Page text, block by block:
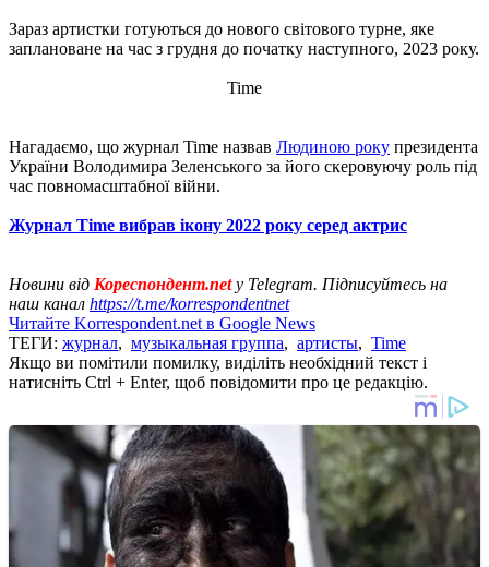
Зараз артистки готуються до нового світового турне, яке
заплановане на час з грудня до початку наступного, 2023 року.
Time
Нагадаємо, що журнал Time назвав Людиною року президента
України Володимира Зеленського за його скеровуючу роль під
час повномасштабної війни.
Журнал Time вибрав ікону 2022 року серед актрис
Новини від Кореспондент.netу Telegram. Підписуйтесь на
наш канал https://t.me/korrespondentnet
Читайте Korrespondent.net в Google News
ТЕГИ: журнал, музыкальная группа, артисты, Time
Якщо ви помітили помилку, виділіть необхідний текст і
натисніть Ctrl + Enter, щоб повідомити про це редакцію.